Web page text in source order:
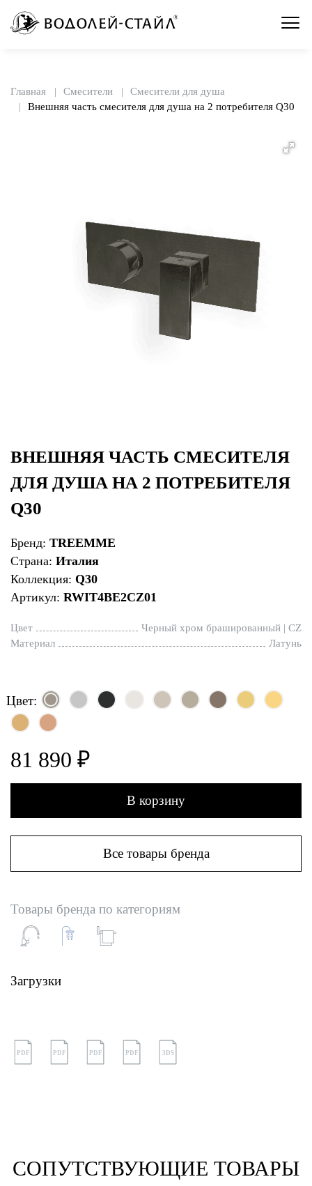
Главная Смесители
Смесители для душа
Внешняя часть смесителя для душа на 2 потребителя Q30
ВНЕШНЯЯ ЧАСТЬ СМЕСИТЕЛЯ
ДЛЯ ДУША НА 2 ПОТРЕБИТЕЛЯ
Q30
Бренд: TREEMME
Страна: Италия
Коллекция: Q30
Артикул: RWIT4BE2CZ01
Цвет
Черный хром брашированный | CZ
Материал
Латунь
Цвет:
81 890 ₽
В корзину
Все товары бренда
Товары бренда по категориям
Загрузки
PDF PDF PDF PDF 3DS
СОПУТСТВУЮЩИЕ ТОВАРЫ